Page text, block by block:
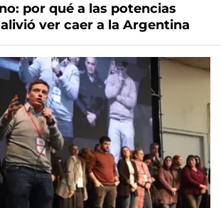
por qué a las potencias
ver caer a la Argentina